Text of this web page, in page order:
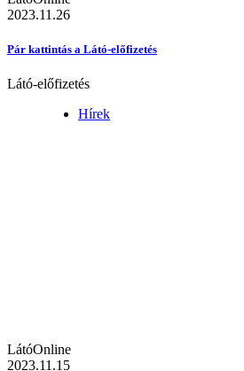
2023.11.26
Pár kattintás a Látó-előfizetés
Látó-előfizetés
Hírek
LátóOnline
2023.11.15